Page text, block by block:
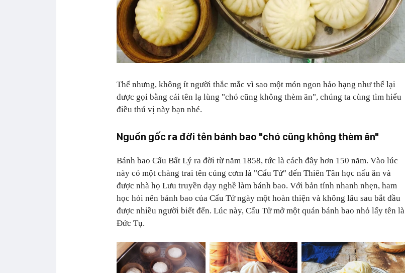
Thế nhưng, không ít người thắc mắc vì sao một món ngon hảo hạng như thế lại
được gọi bằng cái tên lạ lùng "chó cũng không thèm ăn", chúng ta cùng tìm hiểu
điều thú vị này bạn nhé.
Nguồn gốc ra đời tên bánh bao "chó cũng không thèm ăn"
Bánh bao Cẩu Bất Lý ra đời từ năm 1858, tức là cách đây hơn 150 năm. Vào lúc
này có một chàng trai tên cúng cơm là "Cẩu Tử" đến Thiên Tân học nấu ăn và
được nhà họ Lưu truyền dạy nghề làm bánh bao. Với bản tính nhanh nhẹn, ham
học hỏi nên bánh bao của Cẩu Tử ngày một hoàn thiện và không lâu sau bắt đầu
được nhiều người biết đến. Lúc này, Cẩu Tử mở một quán bánh bao nhỏ lấy tên là
Đức Tụ.